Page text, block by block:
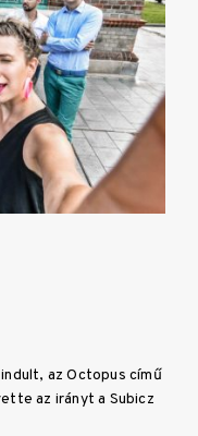
az Octopus című
az irányt a Subicz